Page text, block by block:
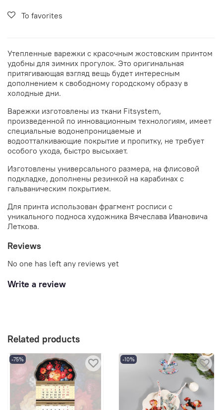
To favorites
Утепленные варежки с красочным жостовским принтом
удобны для зимних прогулок. Это оригинальная
притягивающая взгляд вещь будет интересным
дополнением к свободному городскому образу в
холодные дни.
Варежки изготовлены из ткани Fitsystem,
произведенной по инновационным технологиям, имеет
специальные водонепроницаемые и
водоотталкивающие покрытие и пропитку, не требует
особого ухода, быстро высыхает.
Изготовлены универсального размера, на флисовой
подкладке, дополнены резинкой на карабинах с
гальваническим покрытием.
Для принта использован фрагмент росписи с
уникального подноса художника Вячеслава Ивановича
Леткова.
Reviews
No one has left any reviews yet
Write a review
Related products
-75% -10%